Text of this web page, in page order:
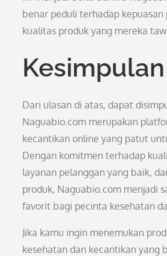
benar peduli terhadap kepuasan
kualitas produk yang mereka
Kesimpulan
Dari ulasan di atas, dapat
Naguabio.com merupakan
kecantikan online yang patut
Dengan komitmen terhadap
layanan pelanggan yang baik,
produk, Naguabio.com menjadi
favorit bagi pecinta kesehatan
Jika kamu ingin menemukan
kesehatan dan kecantikan yang